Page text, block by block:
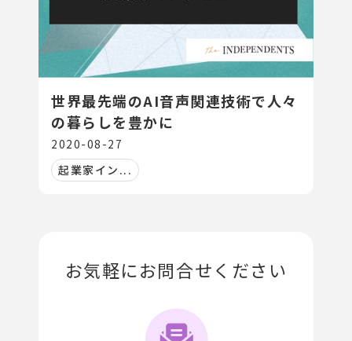
世界最先端のAI音声関連技術で人々
の暮らしを豊かに
2020-08-27
起業家イン...
お気軽にお問合せください